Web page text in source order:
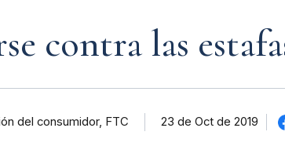
contra las
del consumidor, FTC 23 de Oct de 2019